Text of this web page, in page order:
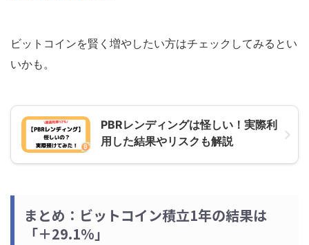
ビットコインを賢く増やしたい方はチェックしてみるとい
いかも。
PBRレンディングは怪しい！実際利
用した結果やリスクも解説
まとめ：ビットコイン積立1年の結果は
「＋29.1%」